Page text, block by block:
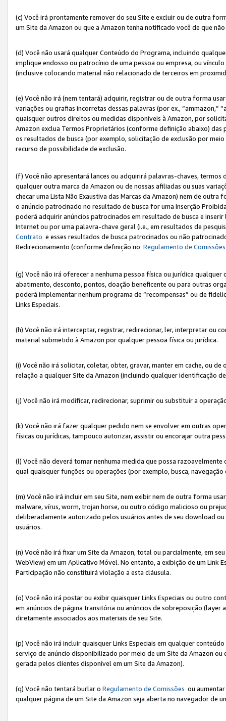
(c) Você irá prontamente remover do seu Site e excluir ou de outra
um Site da Amazon ou que a Amazon tenha notificado você de que
(d) Você não usará qualquer Conteúdo do Programa, incluindo
implique endosso ou patrocínio de uma pessoa ou empresa, ou
(inclusive colocando material não relacionado de terceiros em
(e) Você não irá (nem tentará) adquirir, registrar ou de outra forma
variações ou grafias incorretas dessas palavras (por ex., “ammazon,”
quaisquer outros direitos ou medidas disponíveis à Amazon, por
Amazon exclua Termos Proprietários (conforme definição abaixo)
os resultados de busca (por exemplo, solicitação de exclusão por
recurso de possibilidade de exclusão.
(f) Você não apresentará lances ou adquirirá palavras-chaves,
qualquer outra marca da Amazon ou de nossas afiliadas ou suas
checar uma Lista Não Exaustiva das Marcas da Amazon) nem de
o anúncio patrocinado no resultado de busca for uma Inserção
poderá adquirir anúncios patrocinados em resultado de busca e
Internet ou por uma palavra-chave geral (i.e., em resultados de
Contrato e esses resultados de busca patrocinados ou não
Redirecionamento (conforme definição no Regulamento de Comissões
(g) Você não irá oferecer a nenhuma pessoa física ou jurídica
abatimento, desconto, pontos, doação beneficente ou para outras
poderá implementar nenhum programa de “recompensas” ou de
Links Especiais.
(h) Você não irá interceptar, registrar, redirecionar, ler, interpretar
material submetido à Amazon por qualquer pessoa física ou jurídica.
(i) Você não irá solicitar, coletar, obter, gravar, manter em cache, ou
relação a qualquer Site da Amazon (incluindo qualquer identificação
(j) Você não irá modificar, redirecionar, suprimir ou substituir a
(k) Você não irá fazer qualquer pedido nem se envolver em outras
físicas ou jurídicas, tampouco autorizar, assistir ou encorajar outra
(l) Você não deverá tomar nenhuma medida que possa
qual quaisquer funções ou operações (por exemplo, busca,
(m) Você não irá incluir em seu Site, nem exibir nem de outra forma
malware, vírus, worm, trojan horse, ou outro código malicioso ou
deliberadamente autorizado pelos usuários antes de seu download
usuários.
(n) Você não irá fixar um Site da Amazon, total ou parcialmente, em
WebView) em um Aplicativo Móvel. No entanto, a exibição de um Link
Participação não constituirá violação a esta cláusula.
(o) Você não irá postar ou exibir quaisquer Links Especiais ou outro
em anúncios de página transitória ou anúncios de sobreposição
diretamente associados aos materiais de seu Site.
(p) Você não irá incluir quaisquer Links Especiais em qualquer
serviço de anúncio disponibilizado por meio de um Site da Amazon
gerada pelos clientes disponível em um Site da Amazon).
(q) Você não tentará burlar o Regulamento de Comissões ou
qualquer página de um Site da Amazon seja aberta no navegador de